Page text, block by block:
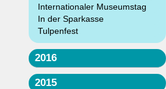
Internationaler Museumstag
In der Sparkasse
Tulpenfest
2016
2015